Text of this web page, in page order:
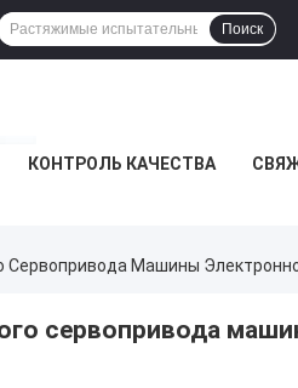
Поиск
КОНТРОЛЬ КАЧЕСТВА
Сервопривода Машины
сервопривода